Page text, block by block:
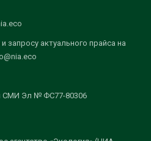
запросу актуального прайса на
СМИ Эл № ФС77-80306